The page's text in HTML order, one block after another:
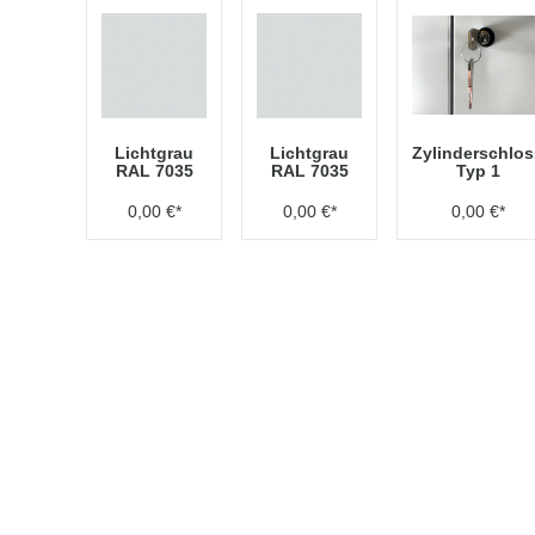
Lichtgrau
RAL 7035
0,00 €*
Lichtgrau
RAL 7035
0,00 €*
Typ 1
0,00 €*